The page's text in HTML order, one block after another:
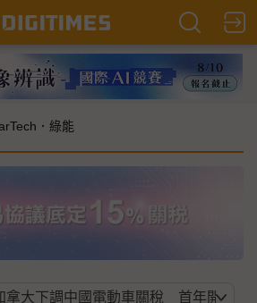
．綠能